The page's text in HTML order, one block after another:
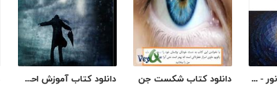
دانلود کتاب اتحاد نور - جلد اول دانلود کتاب شکست جن دانلود کتاب آموزش احضار روح